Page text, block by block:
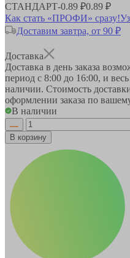
СТАНДАРТ-0.89 ₽0.89 ₽
Как стать «ПРОФИ» сразу!
Доставим завтра, от 90 ₽
Доставка
Доставка в день заказа
период с 8:00 до 16:00, и
наличии. Стоимость
оформлении заказа по
В наличии
В корзину